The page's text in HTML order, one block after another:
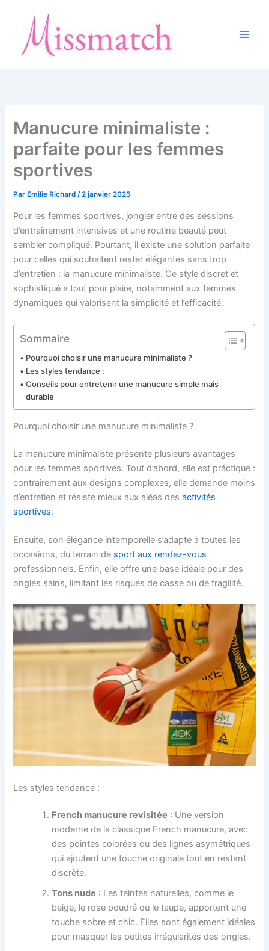
contenu
Manucure minimaliste :
parfaite pour les femmes
sportives
Par Emilie Richard/2 janvier 2025
Pour les femmes sportives, jongler entre des sessions
d’entraînement intensives et une routine beauté peut
sembler compliqué. Pourtant, il existe une solution parfaite
pour celles qui souhaitent rester élégantes sans trop
d’entretien : la manucure minimaliste. Ce style discret et
sophistiqué a tout pour plaire, notamment aux femmes
dynamiques qui valorisent la simplicité et l’efficacité.
Sommaire
Pourquoi choisir une manucure minimaliste ?
Les styles tendance :
Conseils pour entretenir une manucure simple mais
durable
Pourquoi choisir une manucure minimaliste ?
La manucure minimaliste présente plusieurs avantages
pour les femmes sportives. Tout d’abord, elle est práctique :
contrairement aux designs complexes, elle demande moins
d’entretien et résiste mieux aux aléas desactivités
sportives.
Ensuite, son élégance intemporelle s’adapte à toutes les
occasions, du terrain de sport aux rendez-vous
professionnels. Enfin, elle offre une base idéale pour des
ongles sains, limitant les risques de casse ou de fragilité.
Les styles tendance :
French manucure revisitée : Une version
moderne de la classique French manucure, avec
des pointes colorées ou des lignes asymétriques
qui ajoutent une touche originale tout en restant
discrète.
Tons nude : Les teintes naturelles, comme le
beige, le rose poudré ou le taupe, apportent une
touche sobre et chic. Elles sont également idéales
pour masquer les petites irrégularités des ongles.